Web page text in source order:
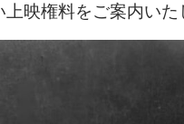
上映権料をご案内いた